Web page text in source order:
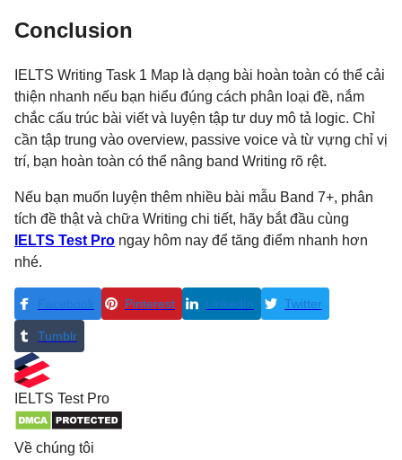
Conclusion
IELTS Writing Task 1 Map là dạng bài hoàn toàn có thể cải
thiện nhanh nếu bạn hiểu đúng cách phân loại đề, nắm
chắc cấu trúc bài viết và luyện tập tư duy mô tả logic. Chỉ
cần tập trung vào overview, passive voice và từ vựng chỉ vị
trí, bạn hoàn toàn có thể nâng band Writing rõ rệt.
Nếu bạn muốn luyện thêm nhiều bài mẫu Band 7+, phân
tích đề thật và chữa Writing chi tiết, hãy bắt đầu cùng
IELTS Test Pro ngay hôm nay để tăng điểm nhanh hơn
nhé.
Pinterest LinkedIn Twitter
Tumblr
IELTS Test Pro
Về chúng tôi